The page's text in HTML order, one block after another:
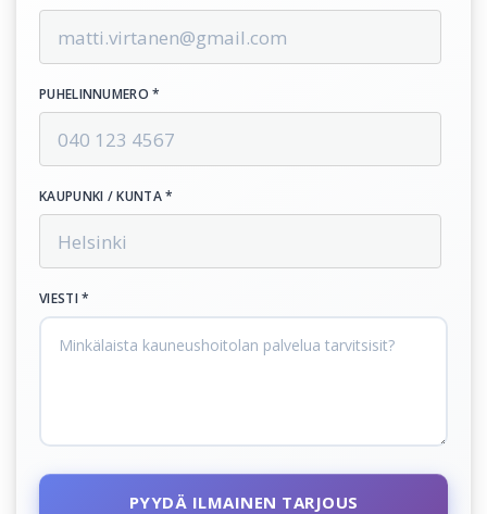
PUHELINNUMERO *
KAUPUNKI / KUNTA *
VIESTI *
PYYDÄ ILMAINEN TARJOUS